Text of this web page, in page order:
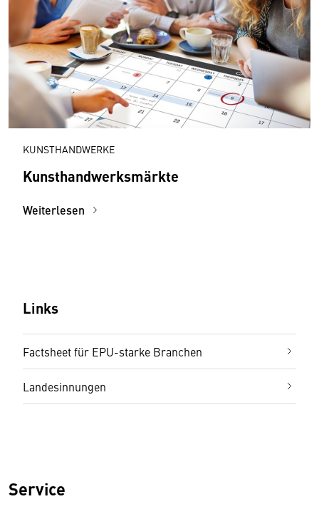
KUNSTHANDWERKE
Kunsthandwerksmärkte
Weiterlesen
Links
Factsheet für EPU-starke Branchen
Landesinnungen
Service